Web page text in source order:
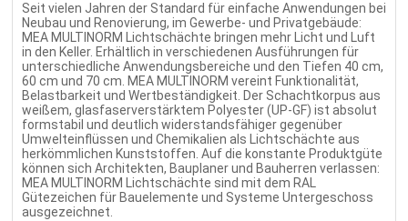
Seit vielen Jahren der Standard für einfache Anwendungen bei
Neubau und Renovierung, im Gewerbe- und Privatgebäude:
MEA MULTINORM Lichtschächte bringen mehr Licht und Luft
in den Keller. Erhältlich in verschiedenen Ausführungen für
unterschiedliche Anwendungsbereiche und den Tiefen 40 cm,
60 cm und 70 cm. MEA MULTINORM vereint Funktionalität,
Belastbarkeit und Wertbeständigkeit. Der Schachtkorpus aus
weißem, glasfaserverstärktem Polyester (UP-GF) ist absolut
formstabil und deutlich widerstandsfähiger gegenüber
Umwelteinflüssen und Chemikalien als Lichtschächte aus
herkömmlichen Kunststoffen. Auf die konstante Produktgüte
können sich Architekten, Bauplaner und Bauherren verlassen:
MEA MULTINORM Lichtschächte sind mit dem RAL
Gütezeichen für Bauelemente und Systeme Untergeschoss
ausgezeichnet.